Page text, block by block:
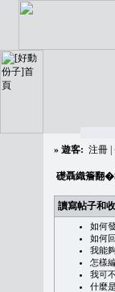
» 遊客: 注冊
礎聶織簷翻
讀寫帖子和
如何
如何
我能
怎樣
我可
什麼